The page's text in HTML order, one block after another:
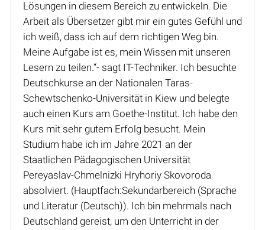
Lösungen in diesem Bereich zu entwickeln. Die
Arbeit als Übersetzer gibt mir ein gutes Gefühl und
ich weiß, dass ich auf dem richtigen Weg bin.
Meine Aufgabe ist es, mein Wissen mit unseren
Lesern zu teilen.“- sagt IT-Techniker. Ich besuchte
Deutschkurse an der Nationalen Taras-
Schewtschenko-Universität in Kiew und belegte
auch einen Kurs am Goethe-Institut. Ich habe den
Kurs mit sehr gutem Erfolg besucht. Mein
Studium habe ich im Jahre 2021 an der
Staatlichen Pädagogischen Universität
Pereyaslav-Chmelnizki Hryhoriy Skovoroda
absolviert. (Hauptfach:Sekundarbereich (Sprache
und Literatur (Deutsch)). Ich bin mehrmals nach
Deutschland gereist, um den Unterricht in der